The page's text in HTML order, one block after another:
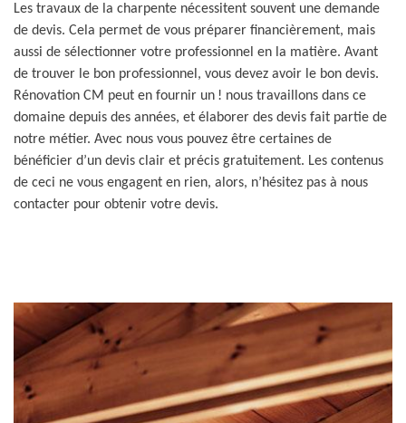
Les travaux de la charpente nécessitent souvent une demande
de devis. Cela permet de vous préparer financièrement, mais
aussi de sélectionner votre professionnel en la matière. Avant
de trouver le bon professionnel, vous devez avoir le bon devis.
Rénovation CM peut en fournir un ! nous travaillons dans ce
domaine depuis des années, et élaborer des devis fait partie de
notre métier. Avec nous vous pouvez être certaines de
bénéficier d’un devis clair et précis gratuitement. Les contenus
de ceci ne vous engagent en rien, alors, n’hésitez pas à nous
contacter pour obtenir votre devis.